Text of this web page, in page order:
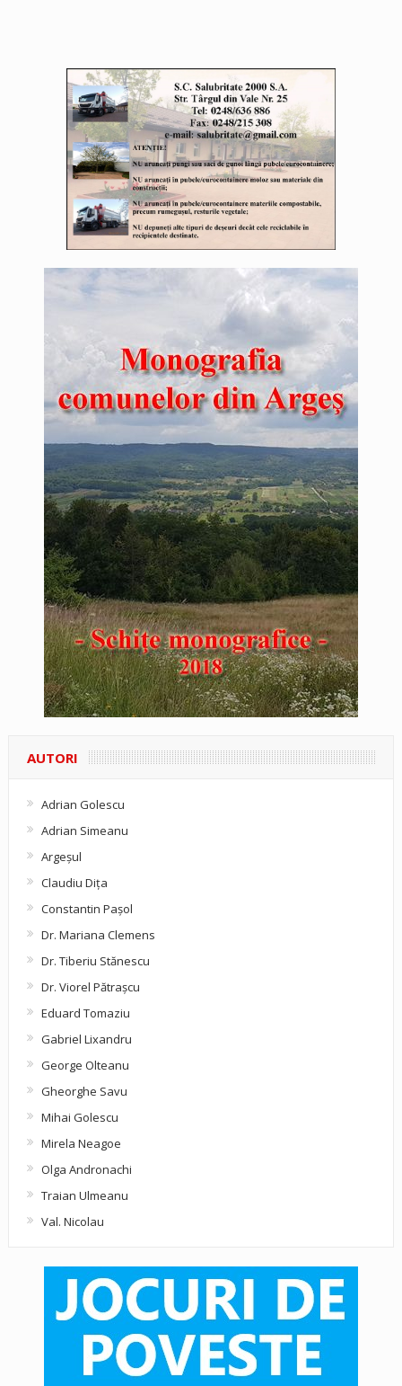
AUTORI
Adrian Golescu
Adrian Simeanu
Argeşul
Claudiu Diţa
Constantin Pașol
Dr. Mariana Clemens
Dr. Tiberiu Stănescu
Dr. Viorel Pătraşcu
Eduard Tomaziu
Gabriel Lixandru
George Olteanu
Gheorghe Savu
Mihai Golescu
Mirela Neagoe
Olga Andronachi
Traian Ulmeanu
Val. Nicolau